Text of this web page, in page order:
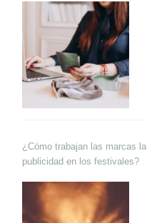
¿Cómo trabajan las marcas la
publicidad en los festivales?